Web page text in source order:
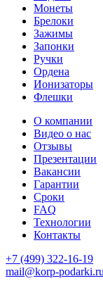
Монеты
Брелоки
Зажимы
Запонки
Ручки
Ордена
Ионизаторы
Флешки
О компании
Видео о нас
Отзывы
Презентации
Вакансии
Гарантии
Сроки
FAQ
Технологии
Контакты
+7 (499) 322-16-19
mail@korp-podarki.ru